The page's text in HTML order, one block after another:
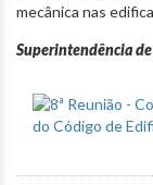
mecânica nas
Superintendência